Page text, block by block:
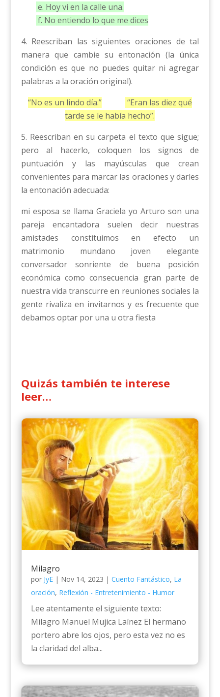
e. Hoy vi en la calle una.
f. No entiendo lo que me dices
4. Reescriban las siguientes oraciones de tal
manera que cambie su entonación (la única
condición es que no puedes quitar ni agregar
palabras a la oración original).
“No es un lindo día.”
“Eran las diez qué
tarde se le había hecho”.
5. Reescriban en su carpeta el texto que sigue;
pero al hacerlo, coloquen los signos de
puntuación y las mayúsculas que crean
convenientes para marcar las oraciones y darles
la entonación adecuada:
mi esposa se llama Graciela yo Arturo son una
pareja encantadora suelen decir nuestras
amistades constituimos en efecto un
matrimonio mundano joven elegante
conversador sonriente de buena posición
económica como consecuencia gran parte de
nuestra vida transcurre en reuniones sociales la
gente rivaliza en invitarnos y es frecuente que
debamos optar por una u otra fiesta
Quizás también te interese
leer…
Milagro
por JyE| Nov 14, 2023 | Cuento Fantástico, La
oración, Reflexión - Entretenimiento - Humor
Lee atentamente el siguiente texto:
Milagro Manuel Mujica Laínez El hermano
portero abre los ojos, pero esta vez no es
la claridad del alba...